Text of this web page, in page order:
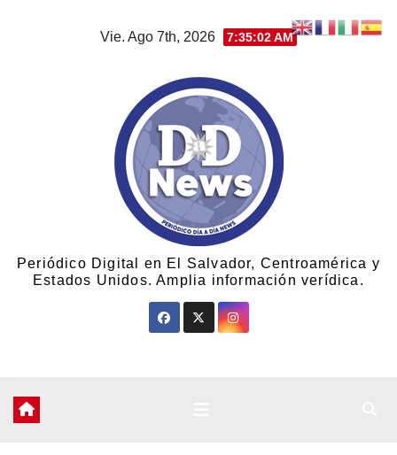
Vie. Ago 7th, 2026 7:35:02 AM
Periódico Digital en El Salvador, Centroamérica y
Estados Unidos. Amplia información verídica.